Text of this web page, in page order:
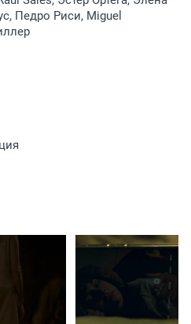
Педро Риси, Miguel